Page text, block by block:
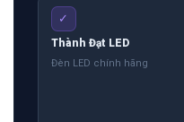
✓
Thành Đạt LED
Đèn LED chính hãng